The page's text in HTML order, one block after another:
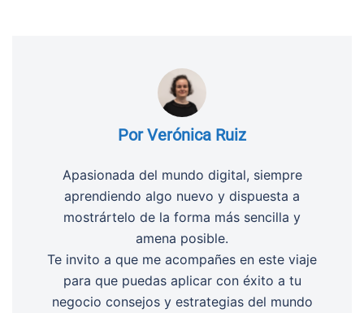
Por Verónica Ruiz
Apasionada del mundo digital, siempre
aprendiendo algo nuevo y dispuesta a
mostrártelo de la forma más sencilla y
amena posible.
Te invito a que me acompañes en este viaje
para que puedas aplicar con éxito a tu
negocio consejos y estrategias del mundo